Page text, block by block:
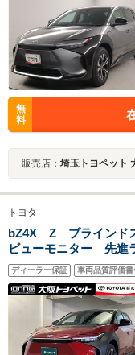
無
料
販売店： 埼玉トヨペット
トヨタ
bZ4X Z ブラインド
ビューモニター 先
ルセグTV メディア
シート LEDヘッドラ
ル踏み間違い
ディーラー保証 車両品質評価書